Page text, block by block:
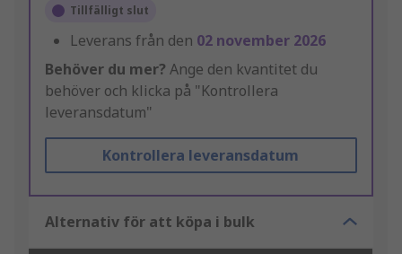
Tillfälligt slut
Leverans från den 02 november 2026
Behöver du mer? Ange den kvantitet du
behöver och klicka på "Kontrollera
leveransdatum"
Kontrollera leveransdatum
Alternativ för att köpa i bulk